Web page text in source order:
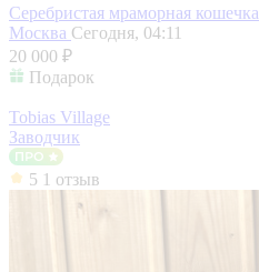
Серебристая мраморная кошечка
Москва Сегодня, 04:11
20 000 ₽
Подарок
Tobias Village
Заводчик
5 1 отзыв